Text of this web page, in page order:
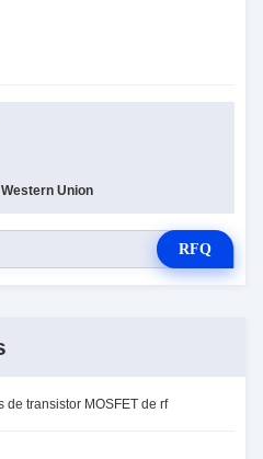
Western Union
RFQ
de transistor MOSFET de rf